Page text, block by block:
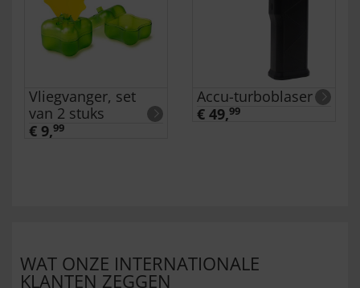
Vliegvanger, set
van 2 stuks
€ 9,99
Accu-turboblaser
€ 49,99
WAT ONZE INTERNATIONALE
KLANTEN ZEGGEN